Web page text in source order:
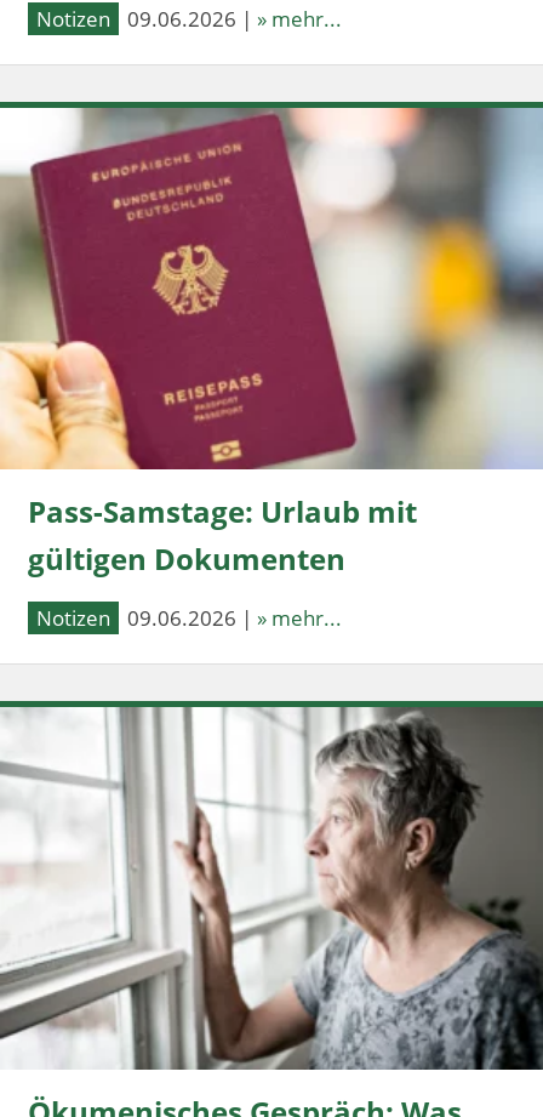
Notizen 09.06.2026 | » mehr...
Pass-Samstage: Urlaub mit
gültigen Dokumenten
Notizen 09.06.2026 | » mehr...